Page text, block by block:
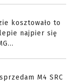
kosztowało to
najpier się
M4 SRC